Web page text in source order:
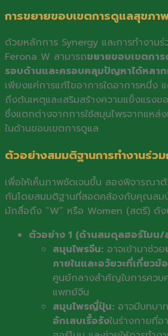
การขยายขอบเขตการดูแลสุขภา
ด้วยหลักการ Synergy และการทำงานร่
Ferona W สามารถขยายขอบเขตกา
รอบด้านและครอบคลุมปัญหาได้หลา
เพียงแค่การแก้ไขอาการใดอาการหนึ่ง
ถึงต้นเหตุและเสริมสร้างความแข็งแรง
ซึ่งแตกต่างจากการใช้สมุนไพรจากแหล่
ในด้านขอบเขตการดูแล
ตัวอย่างสมมติฐานการทำงานร่ว
เพื่อให้เห็นภาพชัดเจนขึ้น ลองพิจารณา
กันโดยสมมติฐานที่สอดคล้องกับคุณส
มักสื่อถึง “W” หรือ Women (สตรี) ดัง
ตัวอย่าง 1 (ด้านสมดุลฮอร์โมน/
สมุนไพรจีน: อาจเข้ามาช่วย
ภายในและอวัยวะที่เกี่ยวข้
ศูนย์กลางสำคัญในการควบ
แพทย์จีน
สมุนไพรญี่ปุ่น: อาจมีบทบา
อักเสบเรื้อรังในร่างกายที่อ